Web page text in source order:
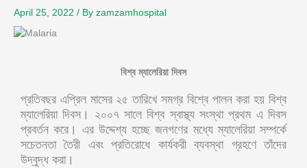
April 25, 2022 / By zamzamhospital
বিশ্ব ম্যালেরিয়া দিবস
প্রতিবছর এপ্রিল মাসের ২৫ তারিখে সমগ্র বিশ্বে পালন করা হয় বিশ্ব
ম্যালেরিয়া দিবস। ২০০৭ সালে বিশ্ব স্বাস্থ্য সংস্থা প্রথম এ দিবস
প্রবর্তন করে। এর উদ্দেশ্য হচ্ছে জনগণের মধ্যে ম্যালেরিয়া সম্পর্কে
সচেতনতা তৈরী এবং প্রতিরোধে কার্যকরী ব্যবস্থা গ্রহণে তাঁদের
উদ্বুদ্ধ করা।